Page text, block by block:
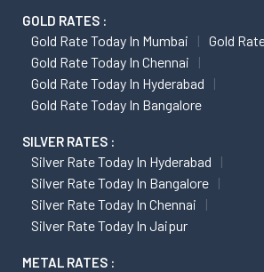
GOLD RATES :
Gold Rate Today In Mumbai
Gold
Gold Rate Today In Chennai
Gold Rate Today In Hyderabad
Gold Rate Today In Bangalore
SILVER RATES :
Silver Rate Today In Hyderabad
Silver Rate Today In Bangalore
Silver Rate Today In Chennai
Silver Rate Today In Jaipur
METAL RATES :